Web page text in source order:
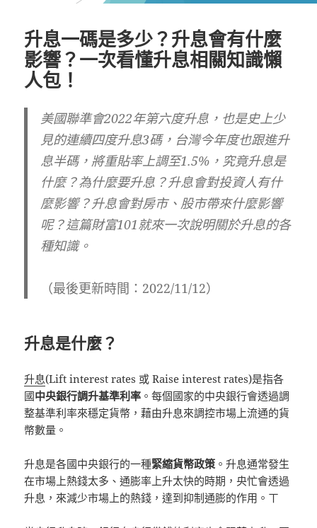
升息一碼是多少？升息會有什麼
影響？一次看懂升息相關知識懶
人包！
美國聯準會2022年第六度升息，也是史上少
見的連續四度升息3碼，台灣今年度也跟進升
息半碼，將重貼率上調至1.5%，究竟升息是
什麼？為什麼要升息？升息會對投資人有什
麼影響？升息會對房市、股市帶來什麼影響
呢？這篇財富101就來一次說明關於升息的各
種知識。
（最後更新時間：2022/11/12）
升息是什麼？
升息(Lift interest rates 或 Raise interest rates)是指各
國中央銀行調升基準利率 。每個國家的中央銀行會透過調
整基準利率來穩定貨幣，藉由升息來調控市場上流通的貨
幣數量。
升息是各國中央銀行的一種緊縮貨幣政策。升息通常發生
在市場上熱錢太多、通膨率上升太快的時期，央忙會透過
升息，來減少市場上的熱錢，達到抑制通膨的作用。ㄒ